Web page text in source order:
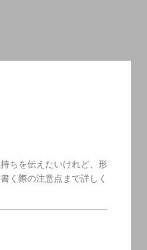
ちを伝えたいけれど、形
く際の注意点まで詳しく